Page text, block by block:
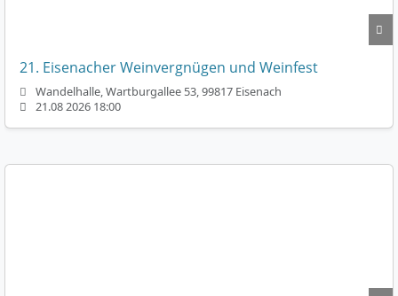
21. Eisenacher Weinvergnügen und Weinfest
Wandelhalle, Wartburgallee 53, 99817 Eisenach
21.08 2026 18:00